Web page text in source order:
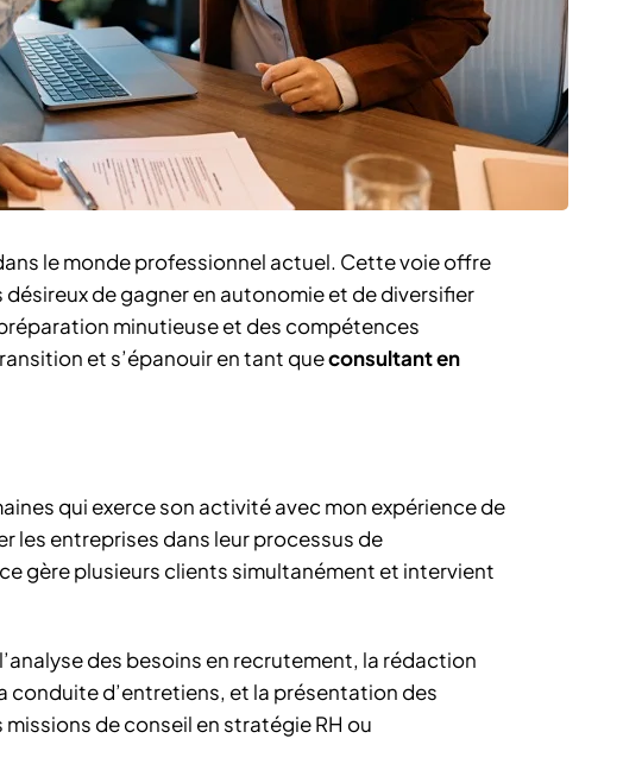
le monde professionnel actuel. Cette voie offre
de gagner en autonomie et de diversifier
minutieuse et des compétences
et s’épanouir en tant queconsultant en
qui exerce son activité avec mon expérience de
les entreprises dans leur processus de
gère plusieurs clients simultanément et intervient
des besoins en recrutement, la rédaction
conduite d’entretiens, et la présentation des
de conseil en stratégie RH ou